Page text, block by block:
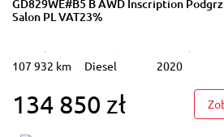
35+ BlueHDi L3H2 Tempomat
GD829WE#B5 B AWD Inscription
Salon PL VAT23%
107 932 km Diesel 2020
134 850 zł